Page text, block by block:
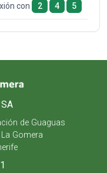
con 2 4 5
de Guaguas
Gomera